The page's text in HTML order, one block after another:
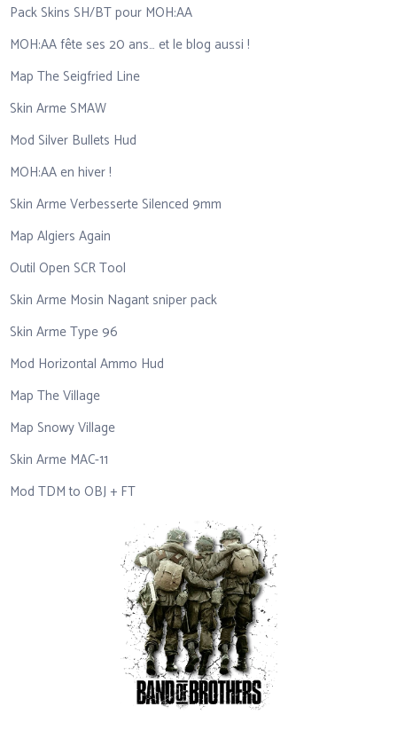
Pack Skins SH/BT pour MOH:AA
MOH:AA fête ses 20 ans… et le blog aussi !
Map The Seigfried Line
Skin Arme SMAW
Mod Silver Bullets Hud
MOH:AA en hiver !
Skin Arme Verbesserte Silenced 9mm
Map Algiers Again
Outil Open SCR Tool
Skin Arme Mosin Nagant sniper pack
Skin Arme Type 96
Mod Horizontal Ammo Hud
Map The Village
Map Snowy Village
Skin Arme MAC-11
Mod TDM to OBJ + FT